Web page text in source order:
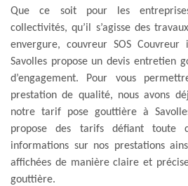
Que ce soit pour les
collectivités, qu’il s’agisse des
envergure, couvreur SOS
Savolles propose un devis entretien
d’engagement. Pour vous
prestation de qualité, nous avons
notre tarif pose gouttière à
propose des tarifs défiant toute
informations sur nos prestations
affichées de manière claire et
gouttière.